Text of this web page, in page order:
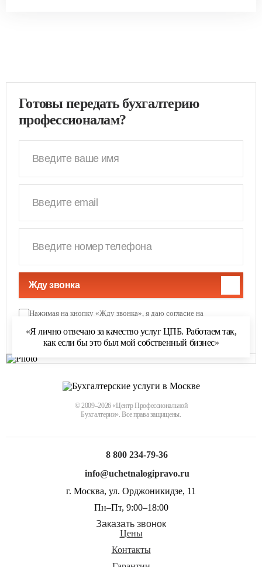
Готовы передать бухгалтерию
профессионалам?
Жду звонка
Нажимая на кнопку «Жду звонка», я даю согласие на
политикой обработки персональных данных
«Я лично отвечаю за качество услуг ЦПБ. Работаем так,
как если бы это был мой собственный бизнес»
© 2009–2026 «Центр Профессиональной
Бухгалтерии». Все права защищены.
Цены
Контакты
8 800 234-79-36
info@uchetnalogipravo.ru
г. Москва, ул. Орджоникидзе, 11
Пн–Пт, 9:00–18:00
Заказать звонок